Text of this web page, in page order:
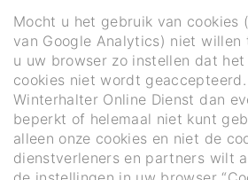
Mocht u het gebruik van cookies
van Google Analytics) niet willen
u uw browser zo instellen dat
cookies niet wordt
Winterhalter Online Dienst dan
beperkt of helemaal niet kunt
alleen onze cookies en niet de
dienstverleners en partners wilt